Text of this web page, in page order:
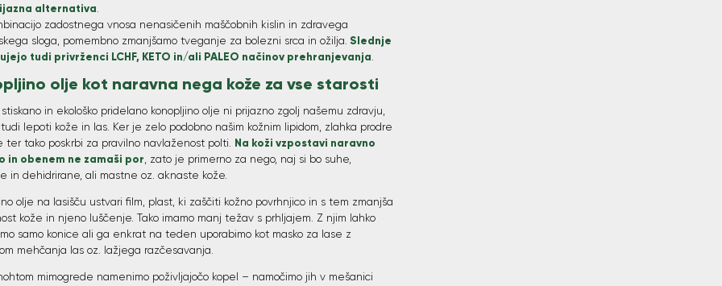
alternativa
zadostnega vnosa nenasičenih maščobnih kislin in zdravega
sloga, pomembno zmanjšamo tveganje za bolezni srca in ožilja. Slednje
tudi privrženci LCHF, KETO in/ali PALEO načinov prehranjevanja
olje kot naravna nega kože za vse starosti
in ekološko pridelano konopljino olje ni prijazno zgolj našemu zdravju,
lepoti kože in las. Ker je zelo podobno našim kožnim lipidom, zlahka prodre
ter tako poskrbi za pravilno navlaženost polti. Na koži vzpostavi naravno
in obenem ne zamaši por , zato je primerno za nego, naj si bo suhe,
in dehidrirane, ali mastne oz. aknaste kože.
olje na lasišču ustvari film, plast, ki zaščiti kožno povrhnjico in s tem zmanjša
kože in njeno luščenje. Tako imamo manj težav s prhljajem. Z njim lahko
samo konice ali ga enkrat na teden uporabimo kot masko za lase z
mehčanja las oz. lažjega razčesavanja.
mimogrede namenimo poživljajočo kopel – namočimo jih v mešanici